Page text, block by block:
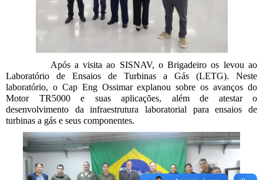
Após a visita ao SISNAV, o Brigadeiro os levou ao
Laboratório de Ensaios de Turbinas a Gás (LETG). Neste
laboratório, o Cap Eng Ossimar explanou sobre os avanços do
Motor TR5000 e suas aplicações, além de atestar o
desenvolvimento da infraestrutura laboratorial para ensaios de
turbinas a gás e seus componentes.